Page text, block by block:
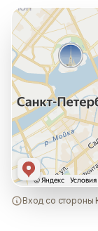
Вход со стороны